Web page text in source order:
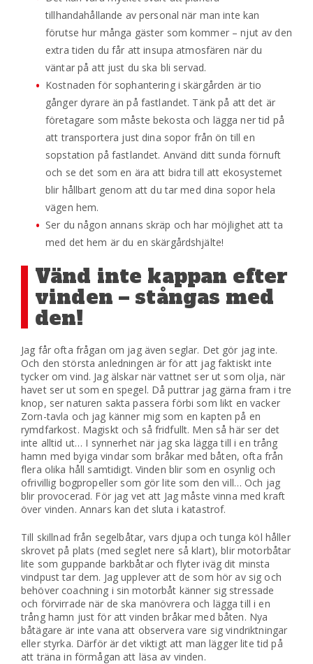
tillhandahållande av personal när man inte kan
förutse hur många gäster som kommer – njut av den
extra tiden du får att insupa atmosfären när du
väntar på att just du ska bli servad.
Kostnaden för sophantering i skärgården är tio
gånger dyrare än på fastlandet. Tänk på att det är
företagare som måste bekosta och lägga ner tid på
att transportera just dina sopor från ön till en
sopstation på fastlandet. Använd ditt sunda förnuft
och se det som en ära att bidra till att ekosystemet
blir hållbart genom att du tar med dina sopor hela
vägen hem.
Ser du någon annans skräp och har möjlighet att ta
med det hem är du en skärgårdshjälte!
Vänd inte kappan efter
vinden – stångas med
den!
Jag får ofta frågan om jag även seglar. Det gör jag inte.
Och den största anledningen är för att jag faktiskt inte
tycker om vind. Jag älskar när vattnet ser ut som olja, när
havet ser ut som en spegel. Då puttrar jag gärna fram i tre
knop, ser naturen sakta passera förbi som likt en vacker
Zorn-tavla och jag känner mig som en kapten på en
rymdfarkost. Magiskt och så fridfullt. Men så här ser det
inte alltid ut… I synnerhet när jag ska lägga till i en trång
hamn med byiga vindar som bråkar med båten, ofta från
flera olika håll samtidigt. Vinden blir som en osynlig och
ofrivillig bogpropeller som gör lite som den vill… Och jag
blir provocerad. För jag vet att Jag måste vinna med kraft
över vinden. Annars kan det sluta i katastrof.
Till skillnad från segelbåtar, vars djupa och tunga köl håller
skrovet på plats (med seglet nere så klart), blir motorbåtar
lite som guppande barkbåtar och flyter iväg dit minsta
vindpust tar dem. Jag upplever att de som hör av sig och
behöver coachning i sin motorbåt känner sig stressade
och förvirrade när de ska manövrera och lägga till i en
trång hamn just för att vinden bråkar med båten. Nya
båtägare är inte vana att observera vare sig vindriktningar
eller styrka. Därför är det viktigt att man lägger lite tid på
att träna in förmågan att läsa av vinden.